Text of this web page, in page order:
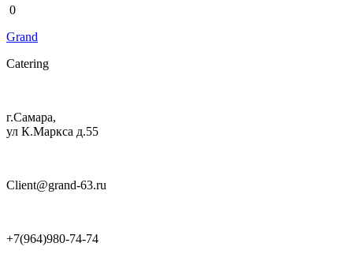
0
Grand
Catering
г.Самара,
ул К.Маркса д.55
Client@grand-63.ru
+7(964)980-74-74